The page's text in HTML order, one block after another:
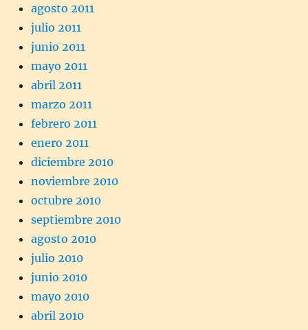
agosto 2011
julio 2011
junio 2011
mayo 2011
abril 2011
marzo 2011
febrero 2011
enero 2011
diciembre 2010
noviembre 2010
octubre 2010
septiembre 2010
agosto 2010
julio 2010
junio 2010
mayo 2010
abril 2010